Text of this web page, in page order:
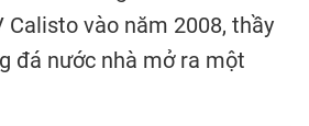
Calisto vào năm 2008, thầy
đá nước nhà mở ra một